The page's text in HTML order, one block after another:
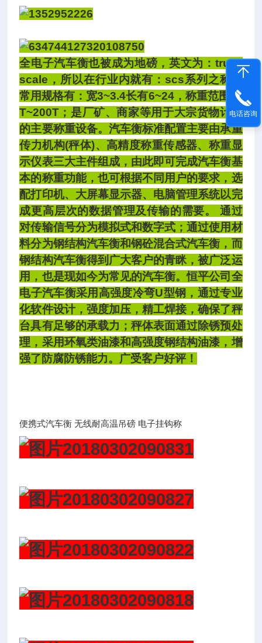
全电子汽车衡也被成为地磅，英文为：truck
scale，所以在行业内就有：scs系列之称，
常用规格有：宽3~3.4长有6~24，称重范围30
T~200T；是厂矿、商家等用于大宗货物计量
的主要称重设备。汽车衡标准配置主要由承重
传力机构(秤体)、高精度称重传感器、称重显
示仪表三大主件组成，由此即可完成汽车衡基
本的称重功能，也可根据不同用户的要求，选
配打印机、大屏幕显示器、电脑管理系统以完
成更高层次的数据管理及传输的需要。 通过
对传输信号分为模拟式和数字式；通过使用材
料分为钢结构汽车衡和钢砼混合式汽车衡，而
钢结构汽车衡得到广大客户的青眯，被广泛运
用，也是现如今为常见的汽车衡。恒平公司全
电子汽车衡采用高强度冷弯U型钢，通过专业
化软件设计，强度加压，精工焊接，确保了秤
台具有足够的承载力；秤体表面通过除锈预处
理，采用环氧类油漆和高强度钢结构油漆，增
强了防腐防锈能力。广受客户好评！
便携式汽车衡 无线耐高温吊磅 电子挂钩称
电话咨询